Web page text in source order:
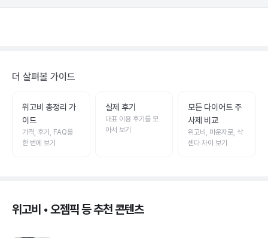
더 살펴볼 가이드
위고비 총정리 가
이드
가격, 후기, FAQ를
한 번에 보기
실제 후기
대표 이용 후기를 모
아서 보기
모든 다이어트 주
사제 비교
위고비, 마운자로, 삭
센다 차이 보기
위고비 • 오젬픽 등 추천 콘텐츠